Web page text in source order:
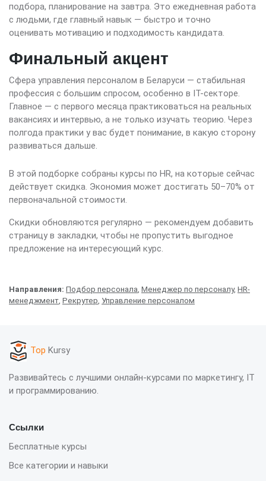
подбора, планирование на завтра. Это ежедневная работа
с людьми, где главный навык — быстро и точно
оценивать мотивацию и подходимость кандидата.
Финальный акцент
Сфера управления персоналом в Беларуси — стабильная
профессия с большим спросом, особенно в IT-секторе.
Главное — с первого месяца практиковаться на реальных
вакансиях и интервью, а не только изучать теорию. Через
полгода практики у вас будет понимание, в какую сторону
развиваться дальше.
В этой подборке собраны курсы по HR, на которые сейчас
действует скидка. Экономия может достигать 50–70% от
первоначальной стоимости.
Скидки обновляются регулярно — рекомендуем добавить
страницу в закладки, чтобы не пропустить выгодное
предложение на интересующий курс.
Направления: Подбор персонала, Менеджер по персоналу, HR-
менеджмент, Рекрутер, Управление персоналом
Top Kursy
Развивайтесь с лучшими онлайн-курсами по маркетингу, IT
и программированию.
Ссылки
Бесплатные курсы
Все категории и навыки